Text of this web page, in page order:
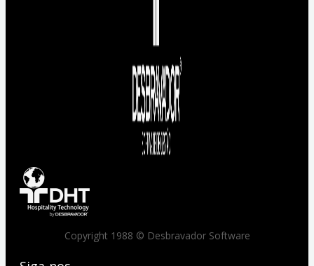
Copyright 1988 © Desbravador Software